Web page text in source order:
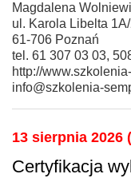
Magdalena
ul. Karola Libelta
61-706 Poznań
tel. 61 307 03 03,
http://
info@szkolenia-
13 sierpnia 2026
Certyfikacja